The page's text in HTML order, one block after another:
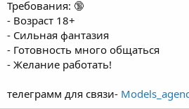
Требования: 🔞
- Возраст 18+
- Сильная фантазия
- Готовность много общаться
- Желание работать!
телеграмм для связи-